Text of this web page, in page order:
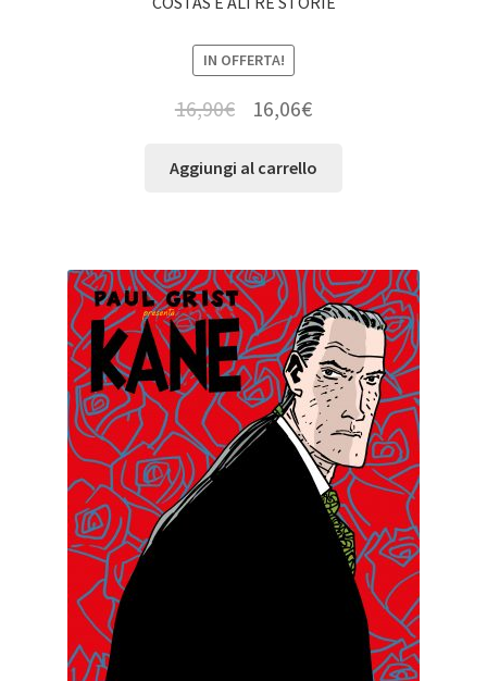
IN OFFERTA!
16,90€ 16,06€
Aggiungi al carrello